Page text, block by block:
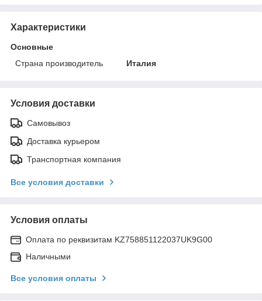
Характеристики
Основные
Страна производитель
Италия
Условия доставки
Самовывоз
Доставка курьером
Транспортная компания
Все условия доставки
Условия оплаты
Оплата по реквизитам KZ758851122037UK9G00
Наличными
Все условия оплаты